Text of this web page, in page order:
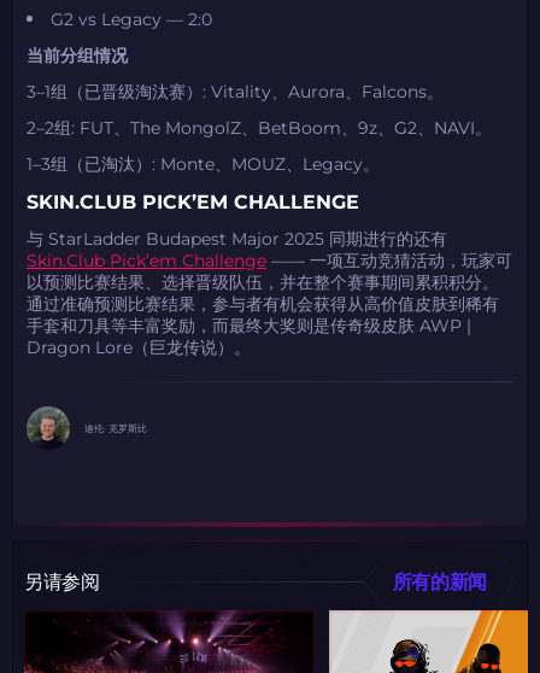
2024LONG
由KARRIGAN倾情推荐
团队 THE MONGOLZ
CS2CODES.CN社区与电子竞技
G2 vs Legacy — 2:0
当前分组情况
3–1组（已晋级淘汰赛）: Vitality、Aurora、Falcons。
2–2组: FUT、The MongolZ、BetBoom、9z、G2、NAVI。
1–3组（已淘汰）: Monte、MOUZ、Legacy。
SKIN.CLUB PICK’EM CHALLENGE
与 StarLadder Budapest Major 2025 同期进行的还有
Skin.Club Pick’em Challenge —— 一项互动竞猜活动，玩家可
以预测比赛结果、选择晋级队伍，并在整个赛事期间累积积分。
通过准确预测比赛结果，参与者有机会获得从高价值皮肤到稀有
手套和刀具等丰富奖励，而最终大奖则是传奇级皮肤 AWP |
Dragon Lore（巨龙传说）。
迪伦· 克罗斯比
另请参阅 所有的新闻